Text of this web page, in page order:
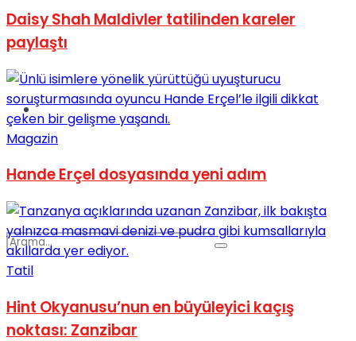
Podcast
Daisy Shah Maldivler tatilinden kareler
paylaştı
Magazin
Hande Erçel dosyasında yeni adım
Tatil
Hint Okyanusu’nun en büyüleyici kaçış
noktası: Zanzibar